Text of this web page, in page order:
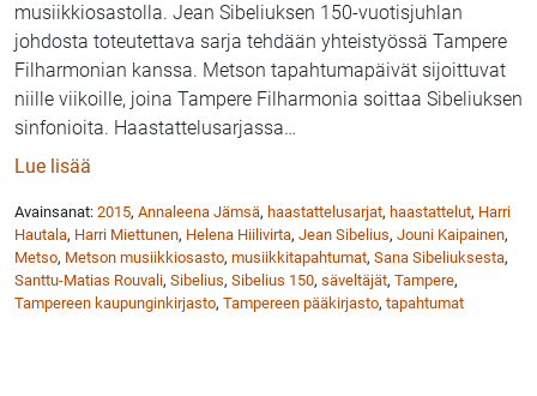
musiikkiosastolla. Jean Sibeliuksen 150-vuotisjuhlan
johdosta toteutettava sarja tehdään yhteistyössä Tampere
Filharmonian kanssa. Metson tapahtumapäivät sijoittuvat
niille viikoille, joina Tampere Filharmonia soittaa Sibeliuksen
sinfonioita. Haastattelusarjassa…
Lue lisää
Avainsanat: 2015, Annaleena Jämsä, haastattelusarjat, haastattelut, Harri
Hautala, Harri Miettunen, Helena Hiilivirta, Jean Sibelius, Jouni Kaipainen,
Metso, Metson musiikkiosasto, musiikkitapahtumat, Sana Sibeliuksesta,
Santtu-Matias Rouvali, Sibelius, Sibelius 150, säveltäjät, Tampere,
Tampereen kaupunginkirjasto, Tampereen pääkirjasto, tapahtumat